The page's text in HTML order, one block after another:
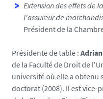
Extension des effets de
l'assureur de
Président de la
Présidente de table :
de la Faculté de Droit de
université où elle a obtenu
doctorat (2008). Il est